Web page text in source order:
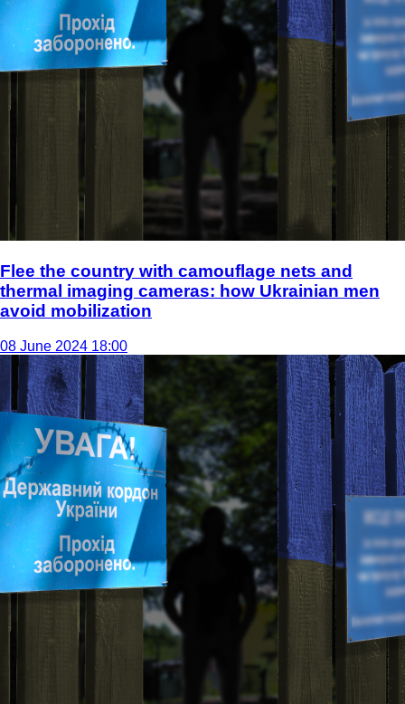
Flee the country with camouflage nets and
thermal imaging cameras: how Ukrainian men
avoid mobilization
08 June 2024 18:00